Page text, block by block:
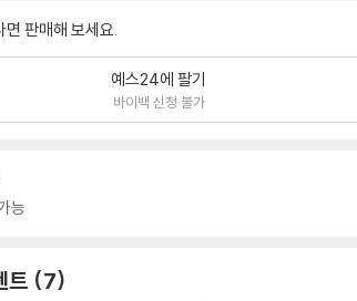
면 판매해 보세요.
예스24에 팔기
바이백 신청 불가
능
트 7